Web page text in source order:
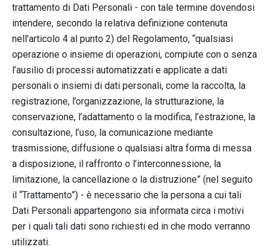
trattamento di Dati Personali - con tale termine dovendosi
intendere, secondo la relativa definizione contenuta
nell’articolo 4 al punto 2) del Regolamento, “qualsiasi
operazione o insieme di operazioni, compiute con o senza
l’ausilio di processi automatizzati e applicate a dati
personali o insiemi di dati personali, come la raccolta, la
registrazione, l’organizzazione, la strutturazione, la
conservazione, l’adattamento o la modifica, l’estrazione, la
consultazione, l’uso, la comunicazione mediante
trasmissione, diffusione o qualsiasi altra forma di messa
a disposizione, il raffronto o l’interconnessione, la
limitazione, la cancellazione o la distruzione” (nel seguito
il “Trattamento”) - è necessario che la persona a cui tali
Dati Personali appartengono sia informata circa i motivi
per i quali tali dati sono richiesti ed in che modo verranno
utilizzati.